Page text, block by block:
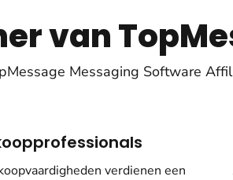
van
Messaging Software
verdienen een